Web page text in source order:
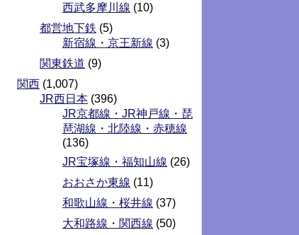
西武多摩川線 (10)
都営地下鉄 (5)
新宿線・京王新線 (3)
関東鉄道 (9)
関西 (1,007)
JR西日本 (396)
JR京都線・JR神戸線・琵
琶湖線・北陸線・赤穂線
(136)
JR宝塚線・福知山線 (26)
おおさか東線 (11)
和歌山線・桜井線 (37)
大和路線・関西線 (50)